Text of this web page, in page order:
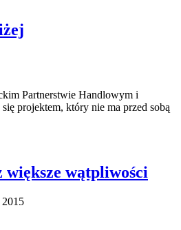
Partnerstwie Handlowym i
projektem, który nie ma przed sobą
wątpliwości
2015